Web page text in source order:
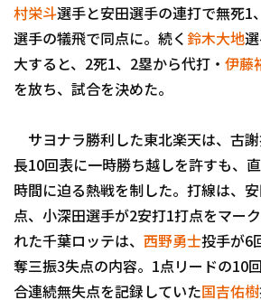
村栄斗選手と安田選手の連打で無死1
選手の犠飛で同点に。続く鈴木大地
大すると、2死1、2塁から代打・ 伊藤
を放ち、試合を決めた。
サヨナラ勝利した東北楽天は、古
長10回表に一時勝ち越しを許すも、
時間に迫る熱戦を制した。打線は、
点、小深田選手が2安打1打点をマー
れた千葉ロッテは、 西野勇士投手が6
奪三振3失点の内容。1点リードの10
合連続無失点を記録していた国吉佑樹